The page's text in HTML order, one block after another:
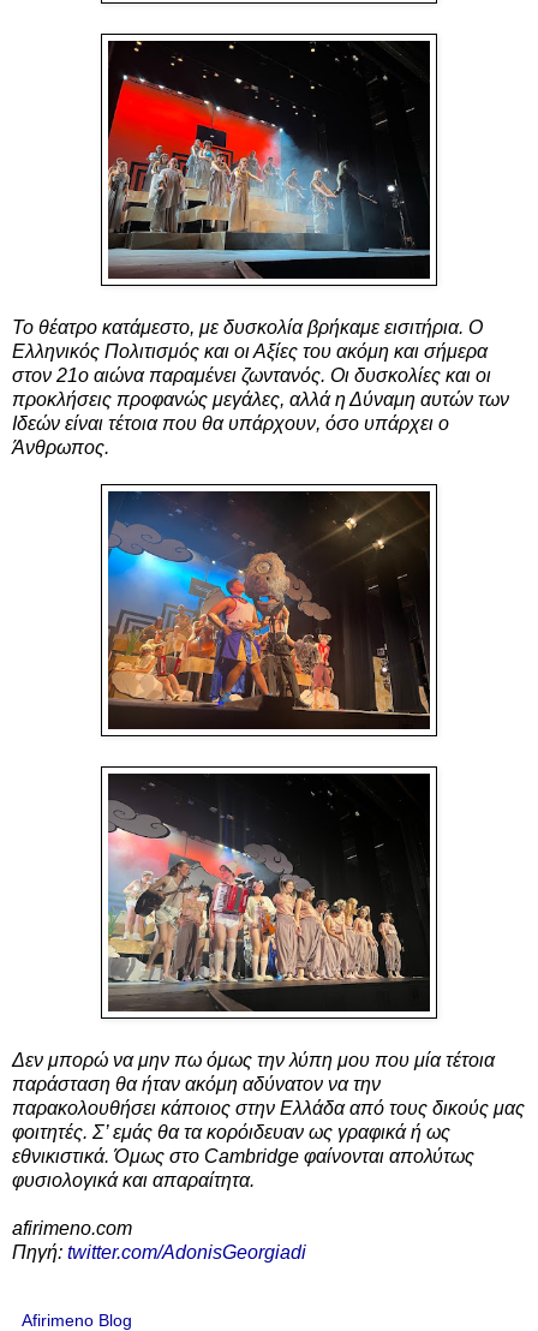
Το θέατρο κατάμεστο, με δυσκολία βρήκαμε εισιτήρια. Ο
Ελληνικός Πολιτισμός και οι Αξίες του ακόμη και σήμερα
στον 21ο αιώνα παραμένει ζωντανός. Οι δυσκολίες και οι
προκλήσεις προφανώς μεγάλες, αλλά η Δύναμη αυτών των
Ιδεών είναι τέτοια που θα υπάρχουν, όσο υπάρχει ο
Άνθρωπος.
Δεν μπορώ να μην πω όμως την λύπη μου που μία τέτοια
παράσταση θα ήταν ακόμη αδύνατον να την
παρακολουθήσει κάποιος στην Ελλάδα από τους δικούς μας
φοιτητές. Σ’ εμάς θα τα κορόιδευαν ως γραφικά ή ως
εθνικιστικά. Όμως στο Cambridge φαίνονται απολύτως
φυσιολογικά και απαραίτητα.
afirimeno.com
Πηγή: twitter.com/AdonisGeorgiadi
Afirimeno Blog